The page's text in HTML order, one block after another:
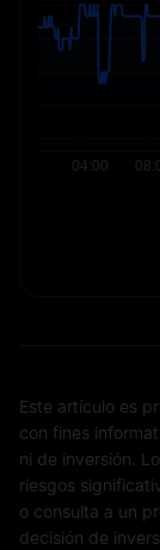
Este artículo es
con fines
ni de inversión.
riesgos
o consulta a un
decisión de